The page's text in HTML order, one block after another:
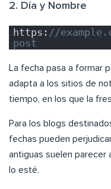
2. Día y Nombre
https: //
post
La fecha pasa a formar
adapta a los sitios de
tiempo, en los que la
Para los blogs
fechas pueden
antiguas suelen parecer
lo esté.